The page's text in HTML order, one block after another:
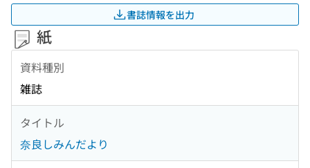
書誌情報を出力
紙
資料種別
雑誌
タイトル
奈良しみんだより